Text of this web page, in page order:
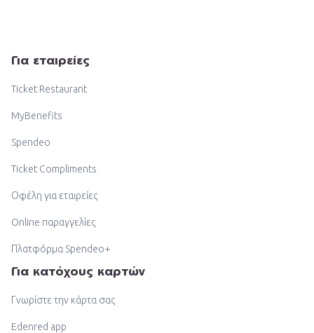
Για εταιρείες
Ticket Restaurant
MyBenefits
Spendeo
Ticket Compliments
Οφέλη για εταιρείες
Online παραγγελίες
Πλατφόρμα Spendeo+
Για κατόχους καρτών
Γνωρίστε την κάρτα σας
Edenred app